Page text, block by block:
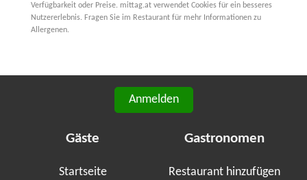
Verfügbarkeit oder Preise. mittag.at verwendet Cookies für ein besseres
Nutzererlebnis. Fragen Sie im Restaurant für mehr Informationen zu
Allergenen.
Anmelden
Gäste
Startseite
Gastronomen
Restaurant hinzufügen